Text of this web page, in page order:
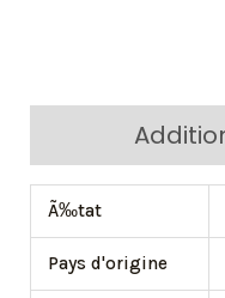
Ã‰tat
Pays d'origine